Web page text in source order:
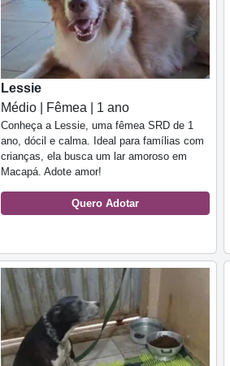
Lessie
Médio | Fêmea | 1 ano
Conheça a Lessie, uma fêmea SRD de 1
ano, dócil e calma. Ideal para famílias com
crianças, ela busca um lar amoroso em
Macapá. Adote amor!
Quero Adotar